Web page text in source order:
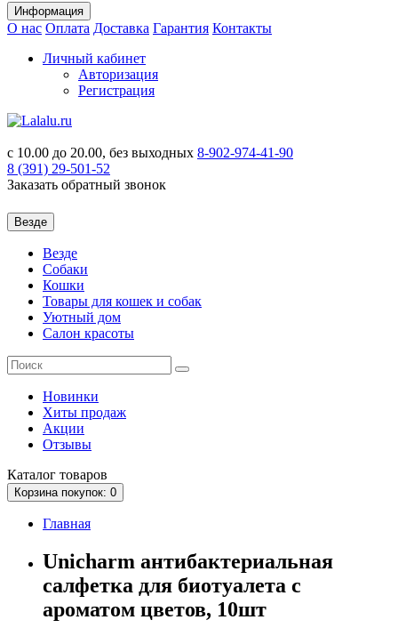
Информация
О нас Оплата Доставка Гарантия Контакты
Личный кабинет
Авторизация
Регистрация
с 10.00 до 20.00, без выходных 8-902-974-41-90
8 (391) 29-501-52
Заказать обратный звонок
Везде
Везде
Собаки
Кошки
Товары для кошек и собак
Уютный дом
Салон красоты
Новинки
Хиты продаж
Акции
Отзывы
Каталог товаров
Корзинапокупок: 0
Главная
Unicharm антибактериальная
салфетка для биотуалета с
ароматом цветов, 10шт